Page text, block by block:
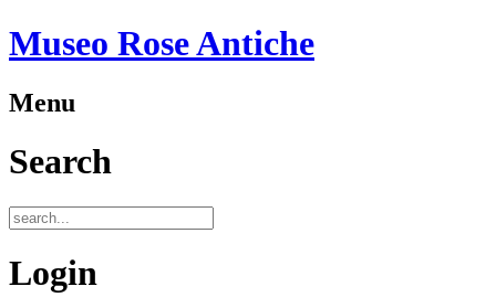
Museo Rose Antiche
Menu
Search
Login